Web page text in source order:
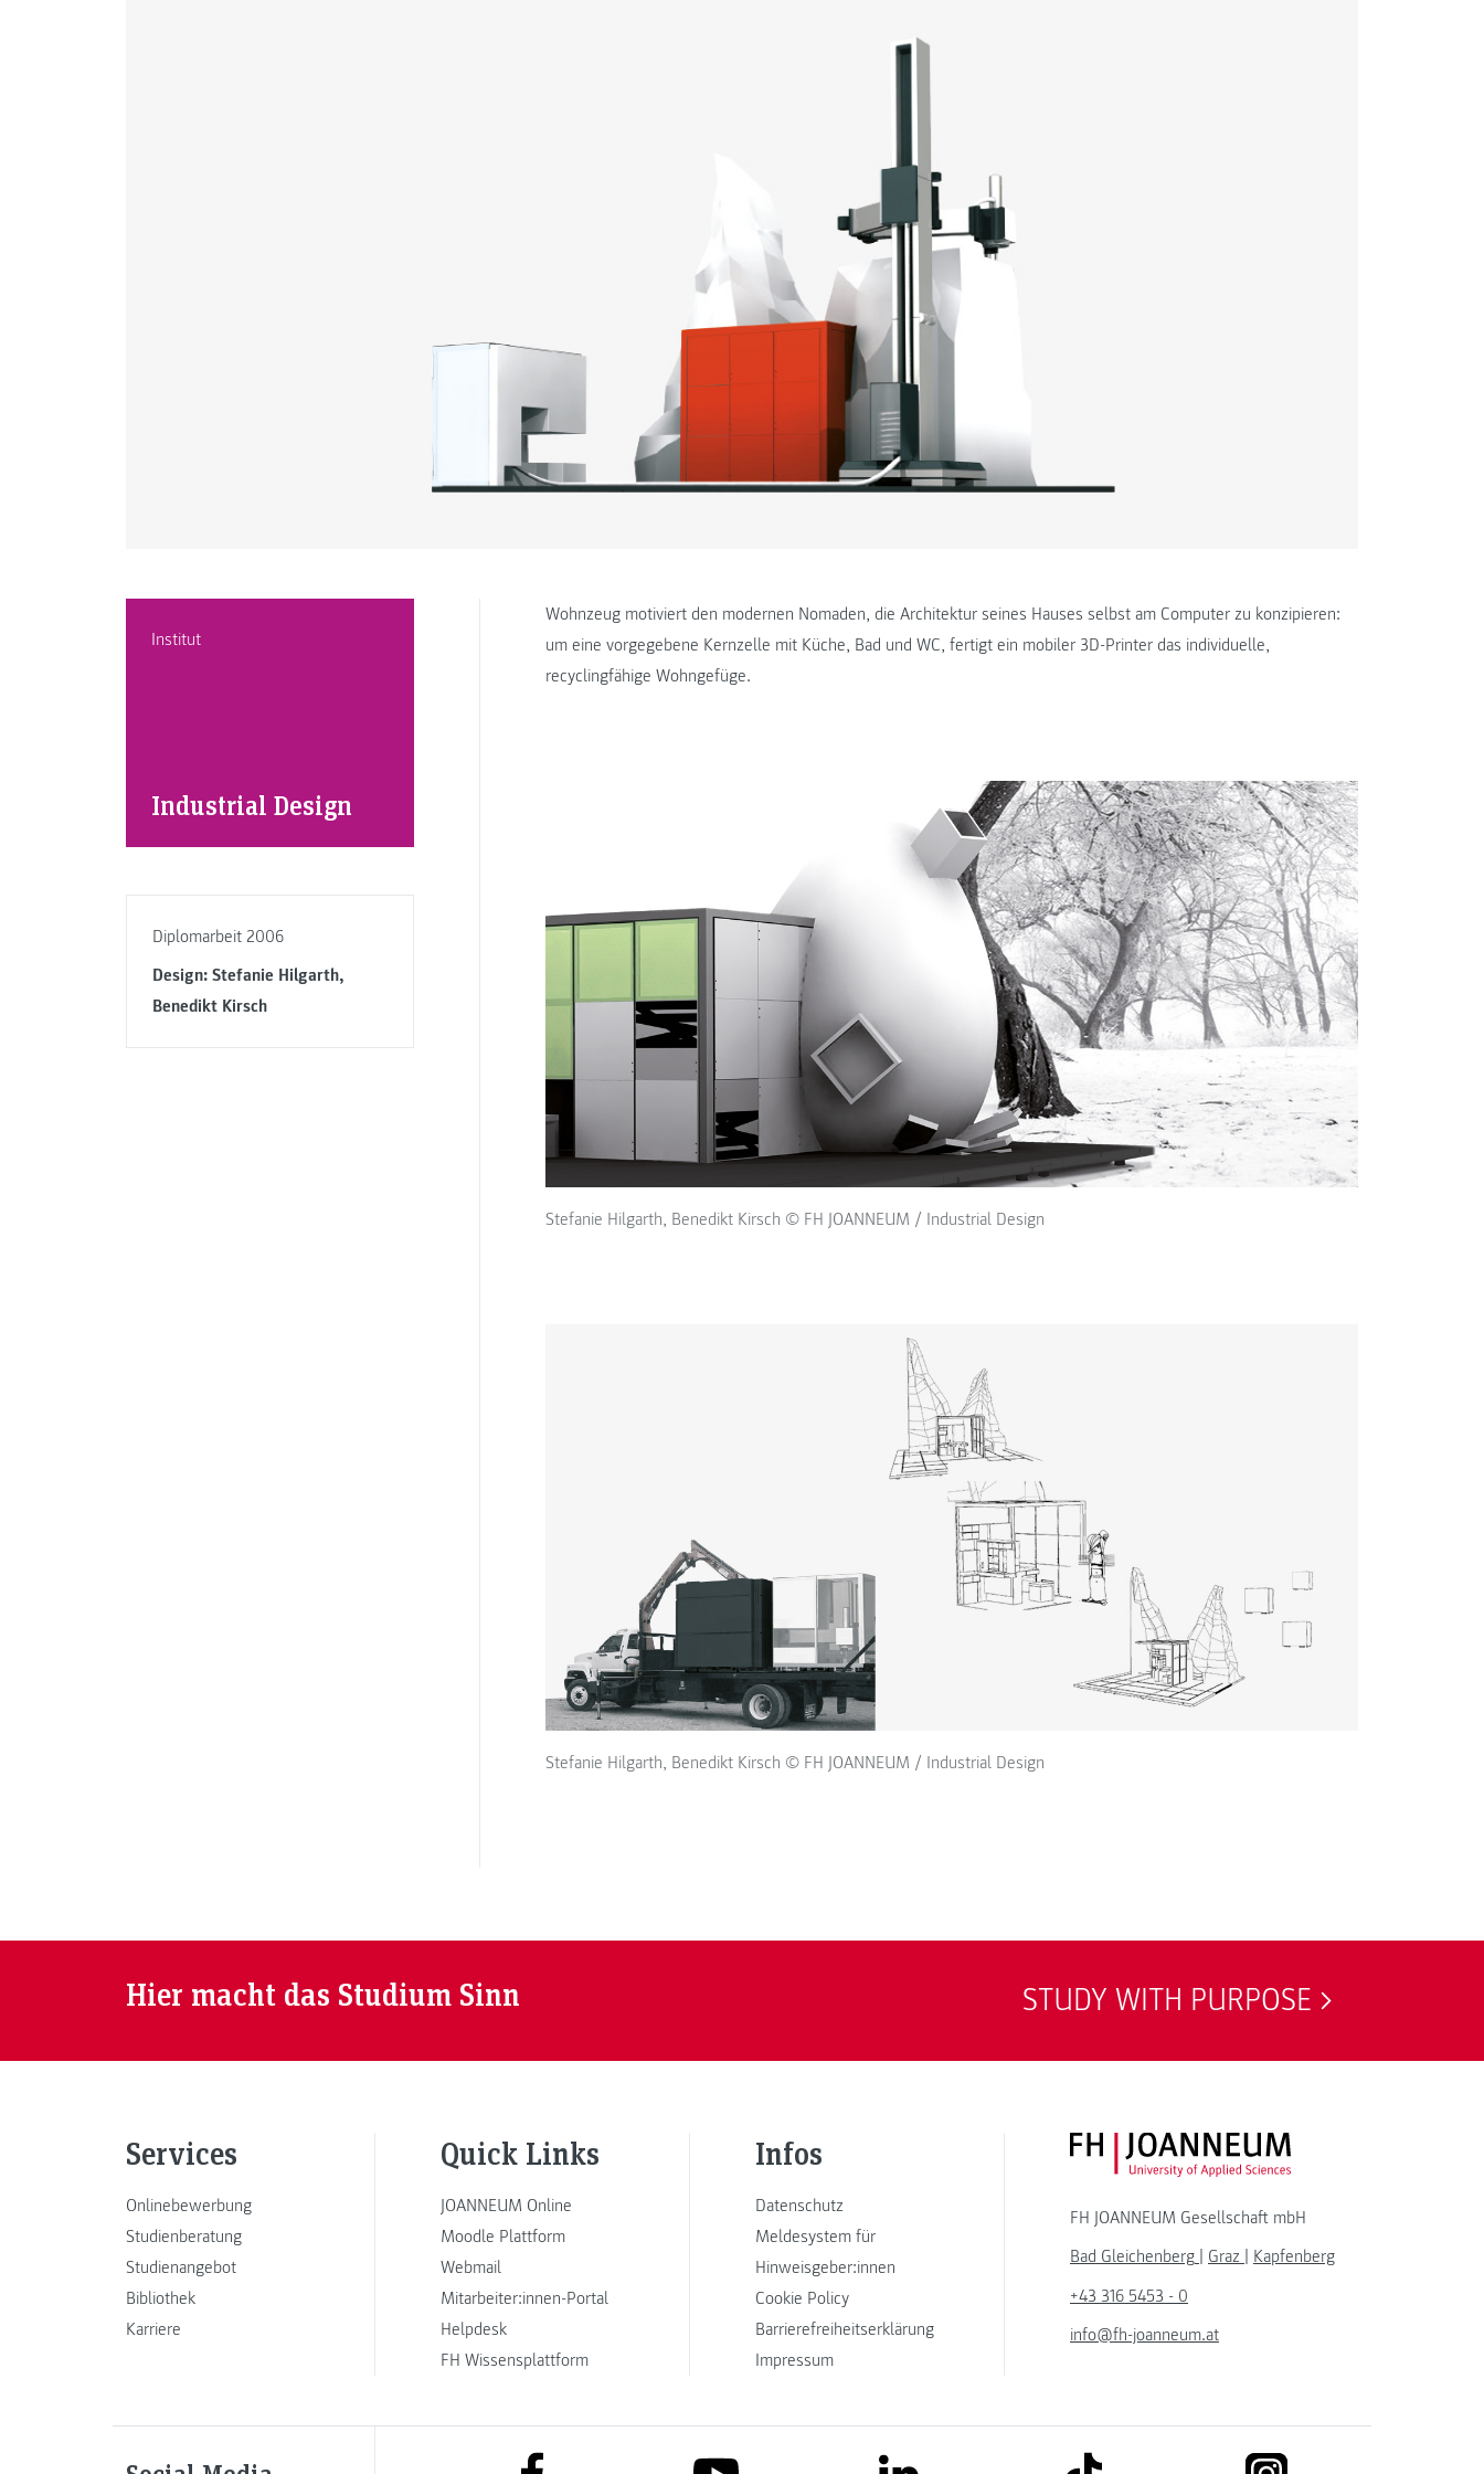
Institut
Industrial Design
Diplomarbeit 2006
Design: Stefanie Hilgarth,
Benedikt Kirsch
Wohnzeug motiviert den modernen Nomaden, die Architektur seines Hauses selbst am Computer zu konzipieren:
um eine vorgegebene Kernzelle mit Küche, Bad und WC, fertigt ein mobiler 3D-Printer das individuelle,
recyclingfähige Wohngefüge.
Stefanie Hilgarth, Benedikt Kirsch © FH JOANNEUM / Industrial Design
Stefanie Hilgarth, Benedikt Kirsch © FH JOANNEUM / Industrial Design
Hier macht das Studium Sinn STUDY WITH PURPOSE
Services
Onlinebewerbung
Studienberatung
Studienangebot
Bibliothek
Karriere
Quick Links
JOANNEUM Online
Moodle Plattform
Webmail
Mitarbeiter:innen-Portal
Helpdesk
FH Wissensplattform
Infos
Datenschutz
Meldesystem für
Hinweisgeber:innen
Cookie Policy
Barrierefreiheitserklärung
Impressum
FH JOANNEUM Logo
FH JOANNEUM Gesellschaft mbH
Bad Gleichenberg
Graz
Kapfenberg
+43 316 5453 - 0
info@fh-joanneum.at
link to facebook link to linkedin link to tiktok link to instagram